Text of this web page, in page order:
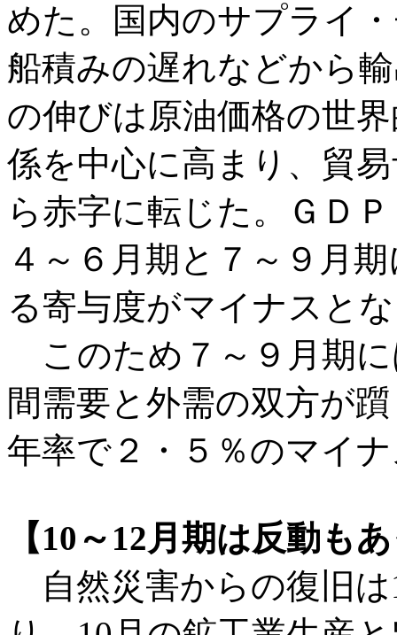
めた。国内のサプライ
船積みの遅れなどから
の伸びは原油価格の世
係を中心に高まり、貿
ら赤字に転じた。ＧＤ
４～６月期と７～９月
る寄与度がマイナスと
このため７～９月期
間需要と外需の双方が
年率で２・５％のマイ
【10～12月期は反動も
自然災害からの復旧は